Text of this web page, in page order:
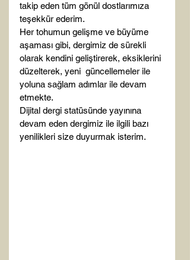
takip eden tüm gönül dostlarımıza
teşekkür ederim.
Her tohumun gelişme ve büyüme
aşaması gibi, dergimiz de sürekli
olarak kendini geliştirerek, eksiklerini
düzelterek, yeni  güncellemeler ile
yoluna sağlam adımlar ile devam
etmekte.
Dijital dergi statüsünde yayınına
devam eden dergimiz ile ilgili bazı
yenilikleri size duyurmak isterim.